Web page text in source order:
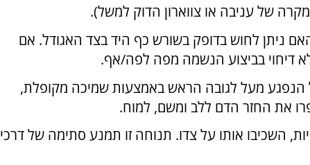
של עניבה או צווארון הדוק למשל).
ניתן לחוש בדופק בשורש כף היד בצד האגודל. אם
דיחוי בביצוע הנשמה מפה לפה/אף.
הנפגע מעל לגובה הראש באמצעות שמיכה מקופלת,
את החזר הדם ללב ומשם, למוח.
השכיבו אותו על צדו. תנוחה זו תמנע סתימה של דרכי